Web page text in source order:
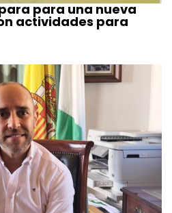
para una nueva
actividades para